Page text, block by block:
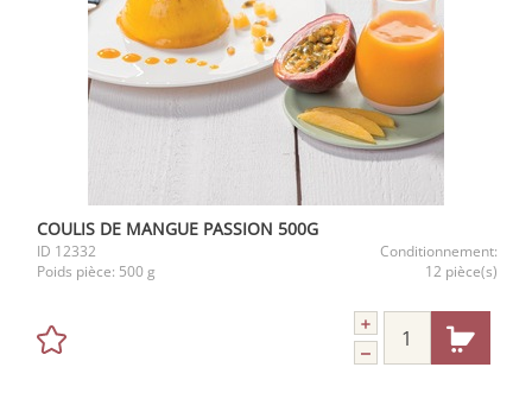
COULIS DE MANGUE PASSION 500G
ID 12332
Conditionnement:
Poids pièce: 500 g 12 pièce(s)